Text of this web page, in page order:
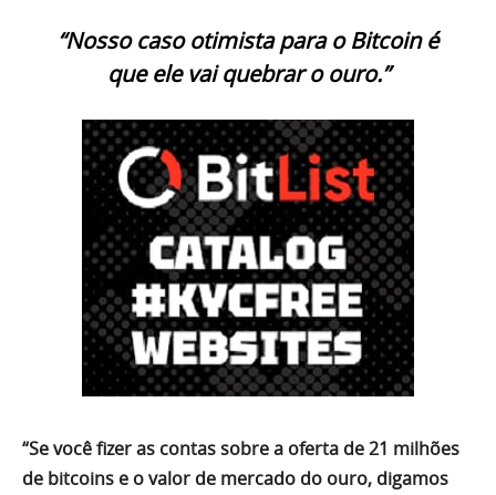
“Nosso caso otimista para o Bitcoin é
que ele vai quebrar o ouro.”
“Se você fizer as contas sobre a oferta de 21 milhões
de bitcoins e o valor de mercado do ouro, digamos